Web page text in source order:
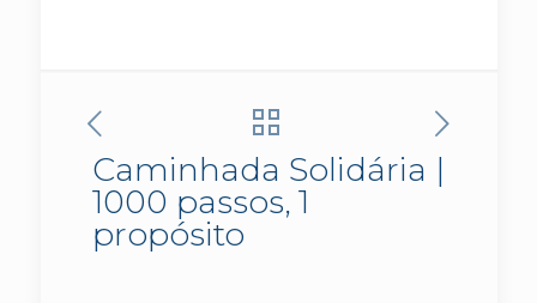
Caminhada Solidária |
1000 passos, 1
propósito